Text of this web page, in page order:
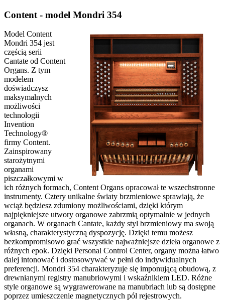
Content - model Mondri 354
Model Content
Mondri 354 jest
częścią serii
Cantate od Content
Organs. Z tym
modelem
doświadczysz
maksymalnych
możliwości
technologii
Invention
Technology®
firmy Content.
Zainspirowany
starożytnymi
organami
piszczałkowymi w
ich różnych formach, Content Organs opracował te wszechstronne
instrumenty. Cztery unikalne światy brzmieniowe sprawiają, że
wciąż będziesz zdumiony możliwościami, dzięki którym
najpiękniejsze utwory organowe zabrzmią optymalnie w jednych
organach. W organach Cantate, każdy styl brzmieniowy ma swoją
własną, charakterystyczną dyspozycję. Dzięki temu możesz
bezkompromisowo grać wszystkie najważniejsze dzieła organowe z
różnych epok. Dzięki Personal Control Center, organy można łatwo
dalej intonować i dostosowywać w pełni do indywidualnych
preferencji. Mondri 354 charakteryzuje się imponującą obudową, z
drewnianymi registry manubriowymi i wskaźnikiem LED. Różne
style organowe są wygrawerowane na manubriach lub są dostępne
poprzez umieszczenie magnetycznych pól rejestrowych.